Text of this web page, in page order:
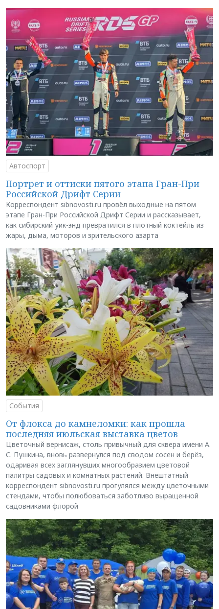
Автоспорт
Портрет и оттиски пятого этапа Гран-При
Российской Дрифт Серии
Корреспондент sibnovosti.ru провёл выходные на пятом
этапе Гран-При Российской Дрифт Серии и рассказывает,
как сибирский уик-энд превратился в плотный коктейль из
жары, дыма, моторов и зрительского азарта
События
От флокса до камнеломки: как прошла
последняя июльская выставка цветов
Цветочный вернисаж, столь привычный для сквера имени А.
С. Пушкина, вновь развернулся под сводом сосен и берёз,
одаривая всех заглянувших многообразием цветовой
палитры садовых и комнатных растений. Внештатный
корреспондент sibnovosti.ru прогулялся между цветочными
стендами, чтобы полюбоваться заботливо выращенной
садовниками флорой